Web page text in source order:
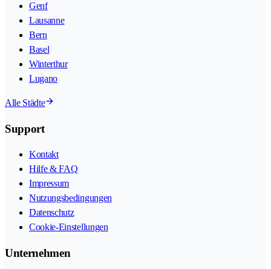
Genf
Lausanne
Bern
Basel
Winterthur
Lugano
Alle Städte
Support
Kontakt
Hilfe & FAQ
Impressum
Nutzungsbedingungen
Datenschutz
Cookie-Einstellungen
Unternehmen